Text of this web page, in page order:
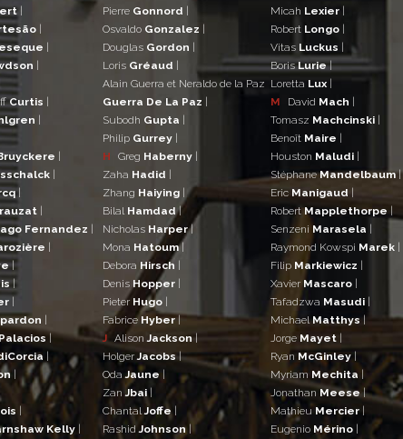
|
|
|
|
Curtis |
|
|
|
|
|
Fernandez |
|
|
|
|
|
|
|
|
|
Kelly |
Pierre Gonnord |
Osvaldo Gonzalez |
Douglas Gordon |
Loris Gréaud |
Alain Guerra et Neraldo de la Paz
Guerra De La Paz |
Subodh Gupta |
Philip Gurrey |
H
Greg Haberny |
Zaha Hadid |
Zhang Haiying |
Bilal Hamdad|
Nicholas Harper|
Mona Hatoum|
Debora Hirsch |
Denis Hopper |
Pieter Hugo |
Fabrice Hyber|
J Alison Jackson|
Holger Jacobs|
OdaJaune |
Zan Jbai|
Chantal Joffe |
RashidJohnson|
Micah Lexier |
Robert Longo |
Vitas Luckus |
BorisLurie|
Loretta Lux |
M
David Mach |
Tomasz Machcinski |
Benoît Maire |
Houston Maludi |
StéphaneMandelbaum|
Eric Manigaud |
RobertMapplethorpe |
Senzeni Marasela |
Raymond Kowspi Marek |
Filip Markiewicz |
Xavier Mascaro |
Tafadzwa Masudi |
MichaelMatthys|
Jorge Mayet |
Ryan McGinley |
Myriam Mechita |
JonathanMeese|
Mathieu Mercier |
Eugenio Mérino |